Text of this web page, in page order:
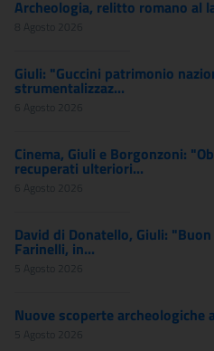
Archeologia, relitto romano al
8 Agosto 2026
Giuli: "Guccini patrimonio
strumentalizzaz...
6 Agosto 2026
Cinema, Giuli e Borgonzoni:
recuperati ulteriori...
6 Agosto 2026
David di Donatello, Giuli:
Farinelli, in...
5 Agosto 2026
Nuove scoperte archeologiche
5 Agosto 2026